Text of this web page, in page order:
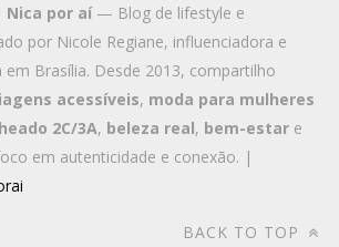
Nica por aí— Blog de lifestyle e
por Nicole Regiane, influenciadora e
em Brasília. Desde 2013, compartilho
acessíveis, moda para mulheres
2C/3A, beleza real, bem-estare
em autenticidade e conexão. |
BACK TO TOP